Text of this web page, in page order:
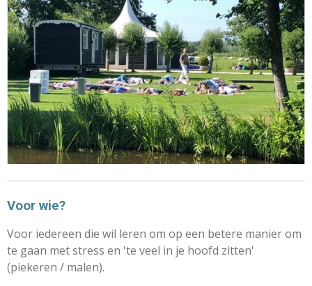
Voor wie?
Voor iedereen die wil leren om op een betere manier om
te gaan met stress en 'te veel in je hoofd zitten'
(piekeren / malen).